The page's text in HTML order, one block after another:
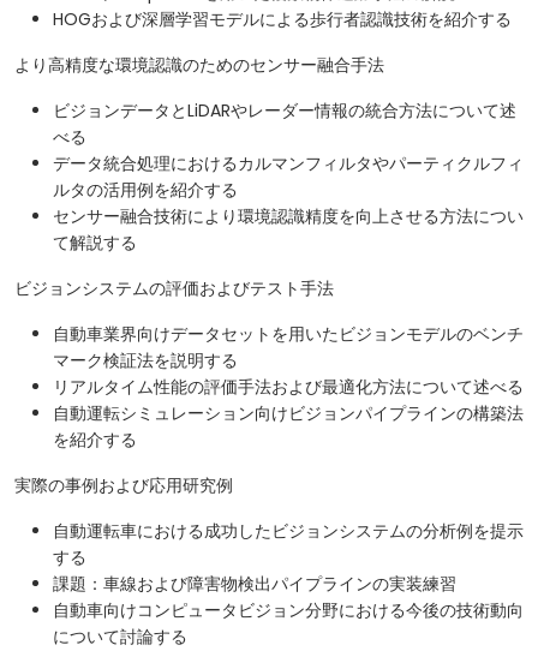
HOGおよび深層学習モデルによる歩行者認識技術を紹介する
より高精度な環境認識のためのセンサー融合手法
ビジョンデータとLiDARやレーダー情報の統合方法について述
べる
​データ統合処理におけるカルマンフィルタやパーティクルフィ
ルタの活用例を紹介する
センサー融合技術により環境認識精度を向上させる方法につい
て解説する
ビジョンシステムの評価およびテスト手法
自動車業界向けデータセットを用いたビジョンモデルのベンチ
マーク検証法を説明する
リアルタイム性能の評価手法および最適化方法について述べる
自動運転シミュレーション向けビジョンパイプラインの構築法
を紹介する
実際の事例および応用研究例
自動運転車における成功したビジョンシステムの分析例を提示
する
​課題：車線および障害物検出パイプラインの実装練習
自動車向けコンピュータビジョン分野における今後の技術動向
について討論する